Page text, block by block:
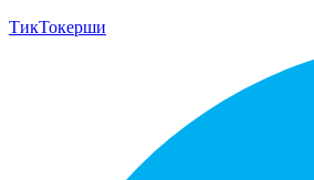
ТикТокерши